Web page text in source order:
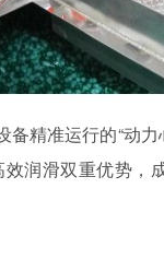
备精准运行的“动
效润滑双重优势